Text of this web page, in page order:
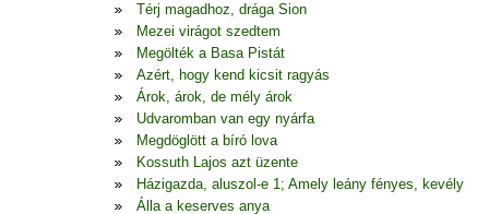
Térj magadhoz, drága Sion
Mezei virágot szedtem
Megölték a Basa Pistát
Azért, hogy kend kicsit ragyás
Árok, árok, de mély árok
Udvaromban van egy nyárfa
Megdöglött a bíró lova
Kossuth Lajos azt üzente
Házigazda, aluszol-e 1; Amely leány fényes, kevély
Álla a keserves anya